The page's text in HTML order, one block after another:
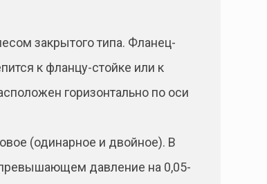
закрытого типа. Фланец-
к фланцу-стойке или к
горизонтально по оси
(одинарное и двойное). В
давление на 0,05-